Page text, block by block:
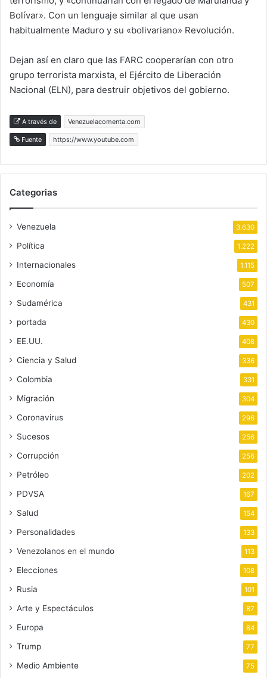
Bolívar». Con un lenguaje similar al que usan
habitualmente Maduro y su «bolivariano» Revolución.
Dejan así en claro que las FARC cooperarían con otro
grupo terrorista marxista, el Ejército de Liberación
Nacional (ELN), para destruir objetivos del gobierno.
A través de Venezuelacomenta.com
Fuente https://www.youtube.com
Categorias
Venezuela 3.630
Política 1.222
Internacionales 1.115
Economía 507
Sudamérica 431
portada 430
EE.UU. 408
Ciencia y Salud 336
Colombia 331
Migración 304
Coronavirus 296
Sucesos 256
Corrupción 256
Petróleo 202
PDVSA 167
Salud 154
Personalidades 133
Venezolanos en el mundo 113
Elecciones 108
Rusia 101
Arte y Espectáculos 87
Europa 84
Trump 77
Medio Ambiente 75